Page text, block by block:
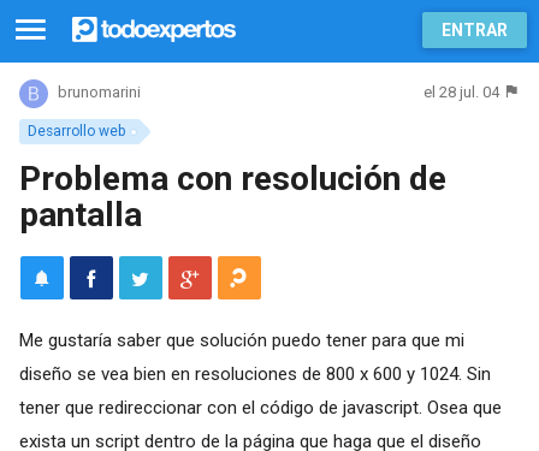
ENTRAR
Desarrollo web
brunomarini el 28 jul. 04
Problema con resolución de
pantalla
Me gustaría saber que solución puedo tener para que mi
diseño se vea bien en resoluciones de 800 x 600 y 1024. Sin
tener que redireccionar con el código de javascript. Osea que
exista un script dentro de la página que haga que el diseño